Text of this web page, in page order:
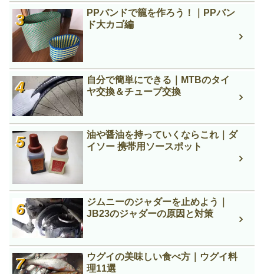
PPバンドで籠を作ろう！｜PPバン
ド大カゴ編
自分で簡単にできる｜MTBのタイ
ヤ交換＆チューブ交換
油や醤油を持っていくならこれ｜ダ
イソー 携帯用ソースポット
ジムニーのジャダーを止めよう｜
JB23のジャダーの原因と対策
ウグイの美味しい食べ方｜ウグイ料
理11選